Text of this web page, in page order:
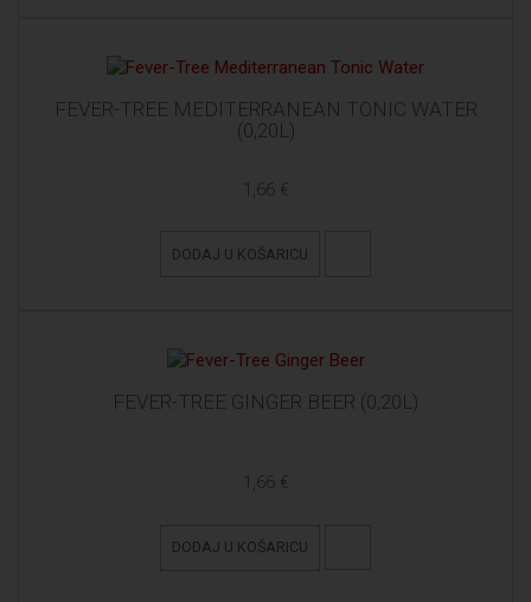
FEVER-TREE MEDITERRANEAN TONIC WATER
(0,20L)
1,66 €
DODAJ U KOŠARICU
FEVER-TREE GINGER BEER (0,20L)
1,66 €
DODAJ U KOŠARICU